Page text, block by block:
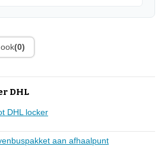
(0)
DHL
DHL locker
aan afhaalpunt